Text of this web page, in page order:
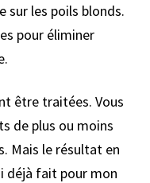
sur les poils blonds.
pour éliminer
être traitées. Vous
de plus ou moins
Mais le résultat en
déjà fait pour mon